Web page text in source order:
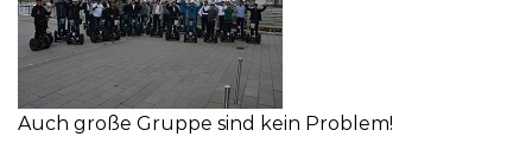
Auch große Gruppe sind kein Problem!